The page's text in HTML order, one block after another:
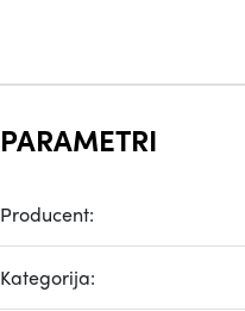
PARAMETRI
Producent:
Kategorija: